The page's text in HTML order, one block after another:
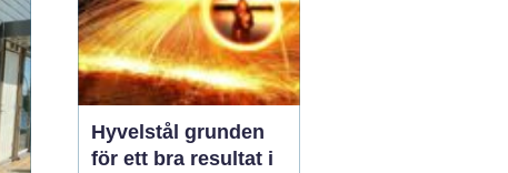
Hyvelstål grunden
för ett bra resultat i